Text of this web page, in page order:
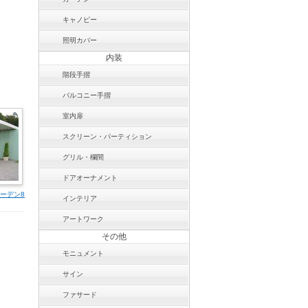
デン8
キャノピー
照明カバー
内装
階段手摺
バルコニー手摺
室内扉
スクリーン・パーティション
グリル・欄間
ドアオーナメント
インテリア
アートワーク
その他
モニュメント
サイン
ファサード